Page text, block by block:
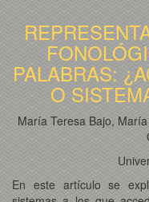
PALABRAS:
O
María Teresa Bajo,
En este artículo se